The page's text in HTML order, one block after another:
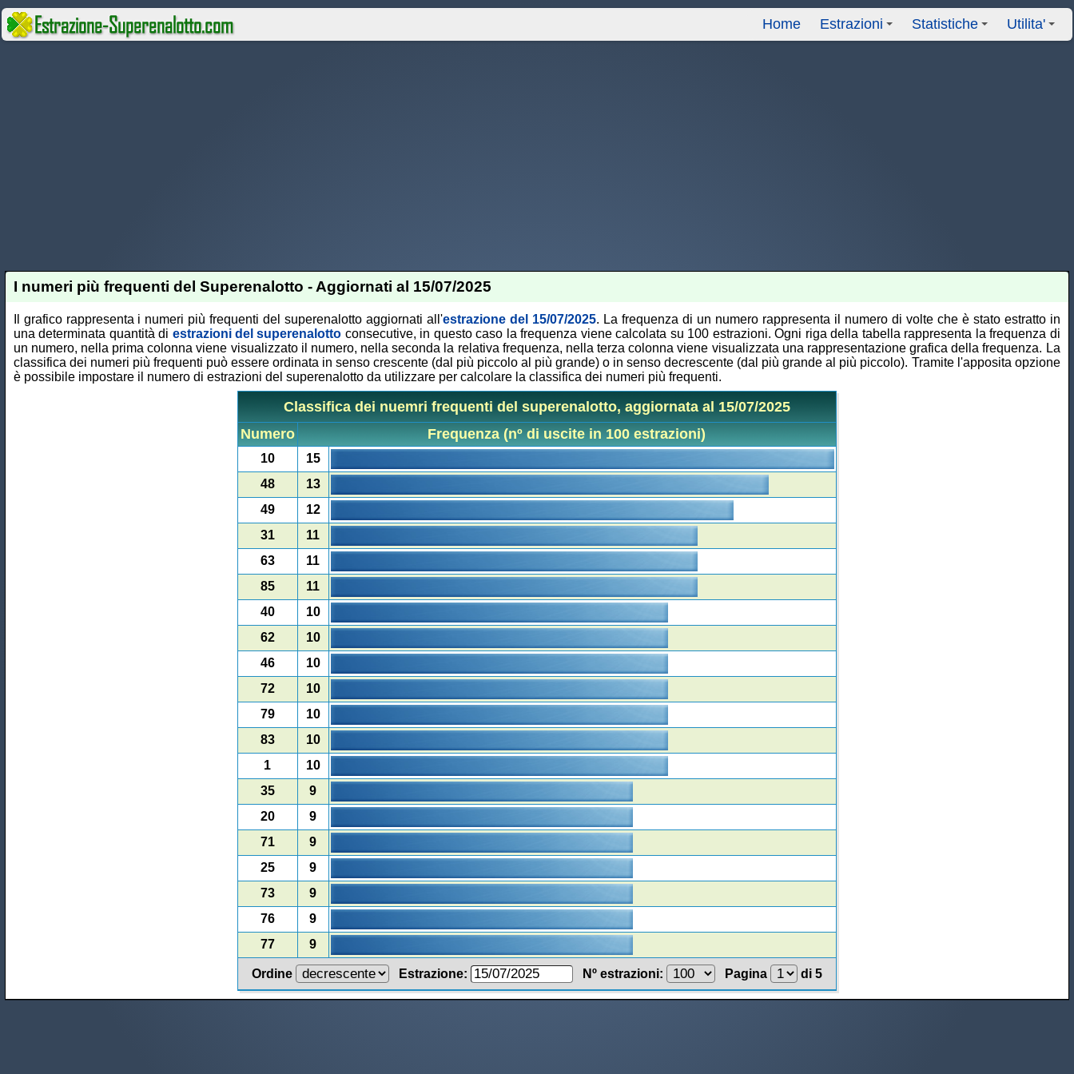
Home
+
Estrazioni
+
Statistiche
+
Utilita'
I numeri più frequenti del Superenalotto - Aggiornati al 15/07/2025
Il grafico rappresenta i numeri più frequenti del superenalotto aggiornati all'estrazione del 15/07/2025. La frequenza di un numero rappresenta il numero di volte che è stato estratto in
una determinata quantità di estrazioni del superenalotto consecutive, in questo caso la frequenza viene calcolata su 100 estrazioni. Ogni riga della tabella rappresenta la frequenza di
un numero, nella prima colonna viene visualizzato il numero, nella seconda la relativa frequenza, nella terza colonna viene visualizzata una rappresentazione grafica della frequenza. La
classifica dei numeri più frequenti può essere ordinata in senso crescente (dal più piccolo al più grande) o in senso decrescente (dal più grande al più piccolo). Tramite l'apposita opzione
è possibile impostare il numero di estrazioni del superenalotto da utilizzare per calcolare la classifica dei numeri più frequenti.
Classifica dei nuemri frequenti del superenalotto, aggiornata al 15/07/2025
Numero
Frequenza (nº di uscite in 100 estrazioni)
10
15
48
13
49
12
31
11
63
11
85
11
40
10
62
10
46
10
72
10
79
10
83
10
1
10
35
9
20
9
71
9
25
9
73
9
76
9
77
9
Ordine Estrazione: Nº estrazioni: Pagina di 5